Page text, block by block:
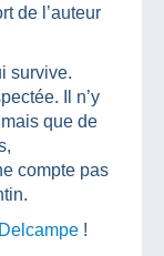
de l’auteur
survive.
Il n’y
que de
compte pas
!